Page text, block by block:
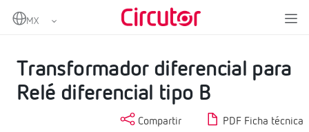
Home
Protección diferencial tipo B
Transformador diferencial para
Relé diferencial tipo B
Compartir PDF Ficha técnica